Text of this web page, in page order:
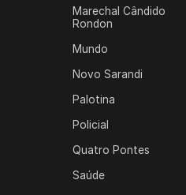
Marechal Cândido
Rondon
Mundo
Novo Sarandi
Palotina
Policial
Quatro Pontes
Saúde